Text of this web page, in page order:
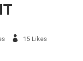
15 Likes